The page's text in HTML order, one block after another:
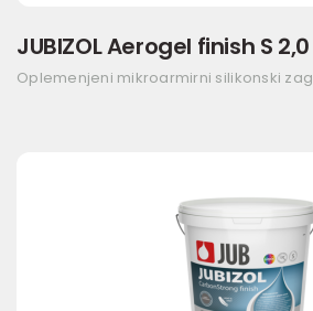
JUBIZOL Aerogel finish S
Oplemenjeni mikroarmirni silikonski